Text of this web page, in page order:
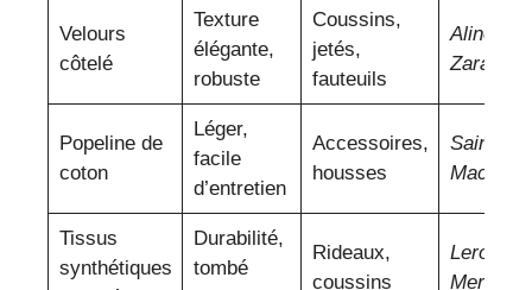
Velours
côtelé
Texture
élégante,
robuste
Coussins,
jetés,
fauteuils
Alinéa
Zara
Popeline de
coton
Léger,
facile
d’entretien
Accessoires,
housses
Saint
Maclou
Tissus
synthétiques
Durabilité,
tombé
Rideaux,
coussins
Leroy
Merlin